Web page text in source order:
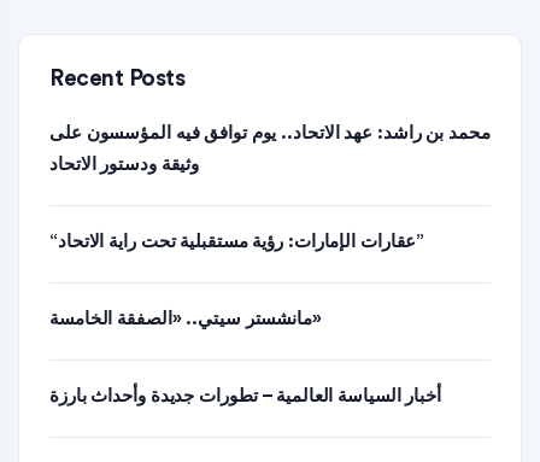
Recent Posts
محمد بن راشد: عهد الاتحاد.. يوم توافق فيه المؤسسون على
وثيقة ودستور الاتحاد
“عقارات الإمارات: رؤية مستقبلية تحت راية الاتحاد”
مانشستر سيتي.. «الصفقة الخامسة»
أخبار السياسة العالمية – تطورات جديدة وأحداث بارزة